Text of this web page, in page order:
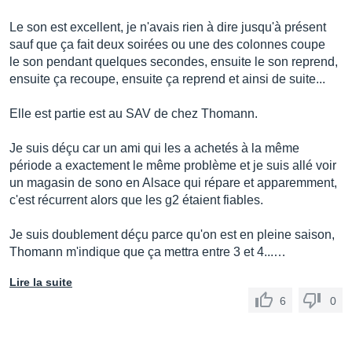
Poids satellites : 12,6 kg
Distribué parAdam Hall
Le son est excellent, je n'avais rien à dire jusqu'à présent
sauf que ça fait deux soirées ou une des colonnes coupe
le son pendant quelques secondes, ensuite le son reprend,
ensuite ça recoupe, ensuite ça reprend et ainsi de suite...
Elle est partie est au SAV de chez Thomann.
Je suis déçu car un ami qui les a achetés à la même
période a exactement le même problème et je suis allé voir
un magasin de sono en Alsace qui répare et apparemment,
c'est récurrent alors que les g2 étaient fiables.
Je suis doublement déçu parce qu'on est en pleine saison,
Thomann m'indique que ça mettra entre 3 et 4...…
Lire la suite
6
0